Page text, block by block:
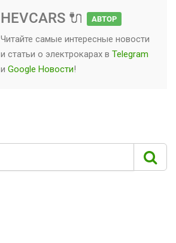
HEVCARS 🔌 АВТОР
Читайте самые интересные новости
и статьи о электрокарах в Telegram
и Google Новости!